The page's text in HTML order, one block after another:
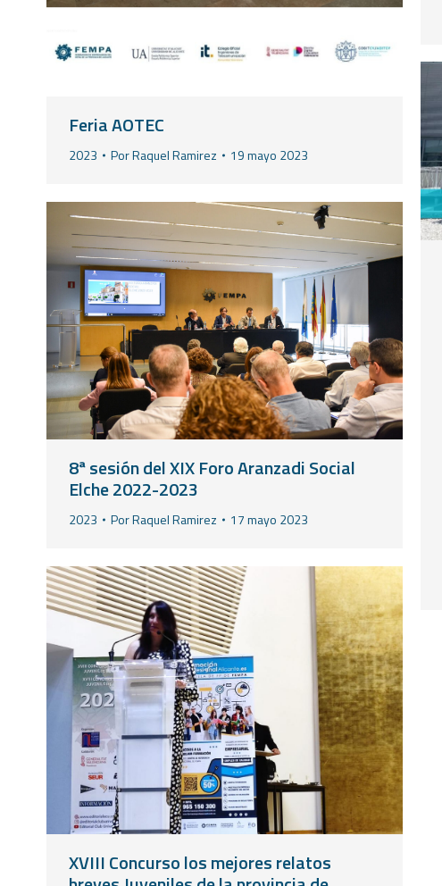
Feria AOTEC
2023 PorRaquel Ramirez 19 mayo 2023
8ª sesión del XIX Foro Aranzadi Social
Elche 2022-2023
2023 PorRaquel Ramirez 17 mayo 2023
XVIII Concurso los mejores relatos